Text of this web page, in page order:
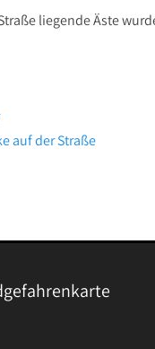
liegende Äste
auf der Straße